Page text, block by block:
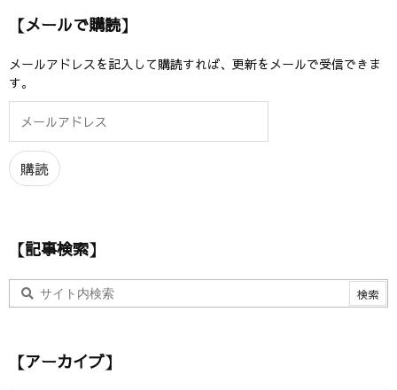
【メールで購読】
メールアドレスを記入して購読すれば、更新をメールで受信できま
す。
ル
ア
ド
購読
【記事検索】
【アーカイブ】